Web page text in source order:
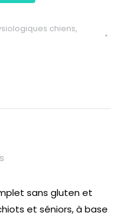
chiens,
sans gluten et
et séniors, à base